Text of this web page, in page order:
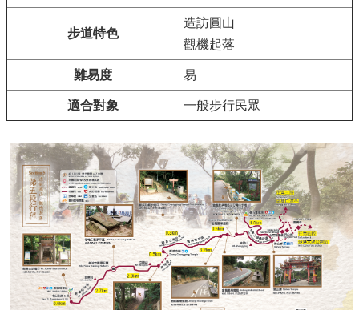
步道特色
造訪圓山
觀機起落
難易度 易
適合對象 一般步行民眾